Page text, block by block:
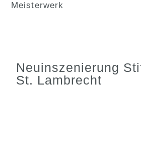
Meisterwerk
Neuinszenierung
St. Lambrecht